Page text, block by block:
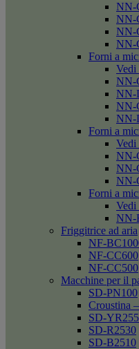
NN-
NN-
NN-
NN-
Forni a
Vedi
NN-
NN-
NN-
NN-
Forni a
Vedi
NN-
NN-
NN-
Forni a
Vedi
NN-
Friggitrice ad aria
NF-
NF-CC600
NF-CC500
Macchine per il
SD-PN100
Croustina
SD-
SD-R2530
SD-B2510